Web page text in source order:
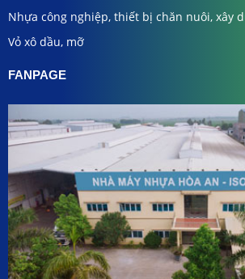
Nhựa công nghiệp, thiết bị chăn nuôi, xây
Vỏ xô dầu, mỡ
FANPAGE